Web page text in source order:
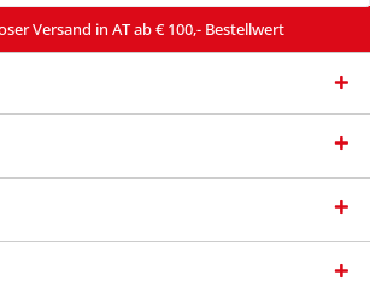
Versand in AT ab € 100,- Bestellwert